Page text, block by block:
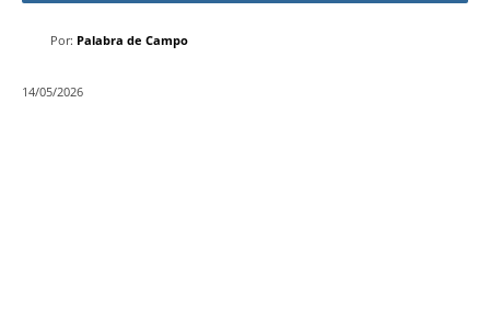
Por: Palabra de Campo
14/05/2026